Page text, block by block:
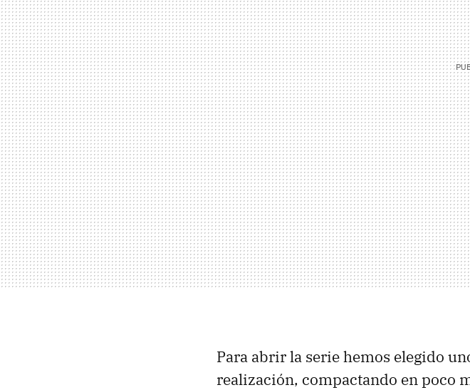
Para abrir la serie hemos elegido
realización, compactando en poco